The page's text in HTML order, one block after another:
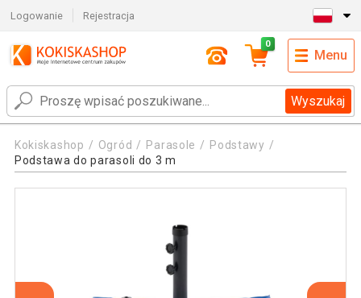
Logowanie Rejestracja
Wyszukaj
0
Menu
Kokiskashop Ogród Parasole
Podstawy
Podstawa do parasoli do 3 m